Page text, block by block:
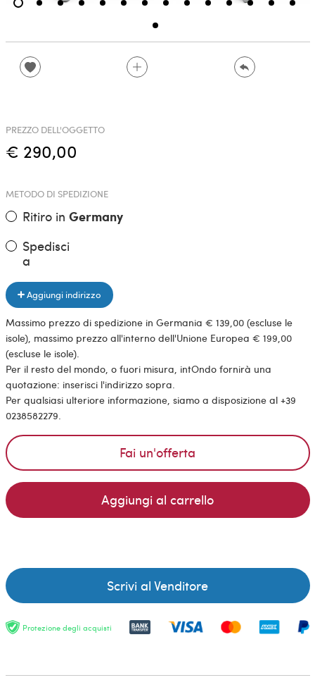
PREZZO DELL'OGGETTO
€ 290,00
METODO DI SPEDIZIONE
Ritiro in Germany
Spedisci
a
Aggiungi indirizzo
Massimo prezzo di spedizione in Germania € 139,00 (escluse le
isole), massimo prezzo all'interno dell'Unione Europea € 199,00
(escluse le isole).
Per il resto del mondo, o fuori misura, intOndo fornirà una
quotazione: inserisci l'indirizzo sopra.
Per qualsiasi ulteriore informazione, siamo a disposizione al +39
0238582279.
Fai un'offerta
Aggiungi al carrello
Scrivi al Venditore
Protezione degli acquisti